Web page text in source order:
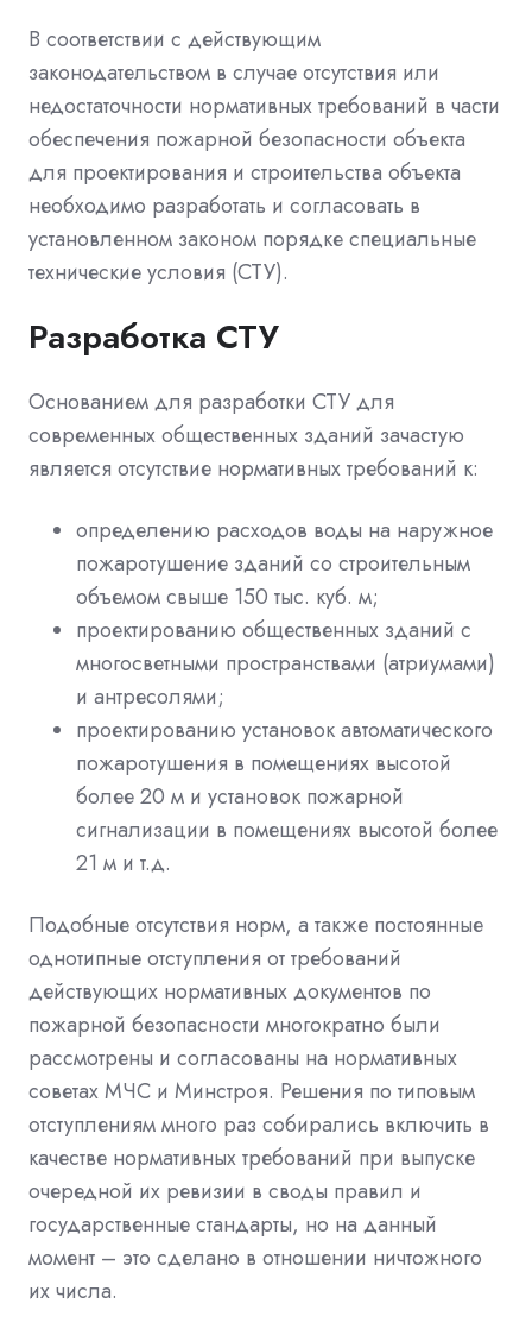
В соответствии с действующим
законодательством в случае отсутствия или
недостаточности нормативных требований в части
обеспечения пожарной безопасности объекта
для проектирования и строительства объекта
необходимо разработать и согласовать в
установленном законом порядке специальные
технические условия (СТУ).
Разработка СТУ
Основанием для разработки СТУ для
современных общественных зданий зачастую
является отсутствие нормативных требований к:
определению расходов воды на наружное
пожаротушение зданий со строительным
объемом свыше 150 тыс. куб. м;
проектированию общественных зданий с
многосветными пространствами (атриумами)
и антресолями;
проектированию установок автоматического
пожаротушения в помещениях высотой
более 20 м и установок пожарной
сигнализации в помещениях высотой более
21 м и т.д.
Подобные отсутствия норм, а также постоянные
однотипные отступления от требований
действующих нормативных документов по
пожарной безопасности многократно были
рассмотрены и согласованы на нормативных
советах МЧС и Минстроя. Решения по типовым
отступлениям много раз собирались включить в
качестве нормативных требований при выпуске
очередной их ревизии в своды правил и
государственные стандарты, но на данный
момент – это сделано в отношении ничтожного
их числа.